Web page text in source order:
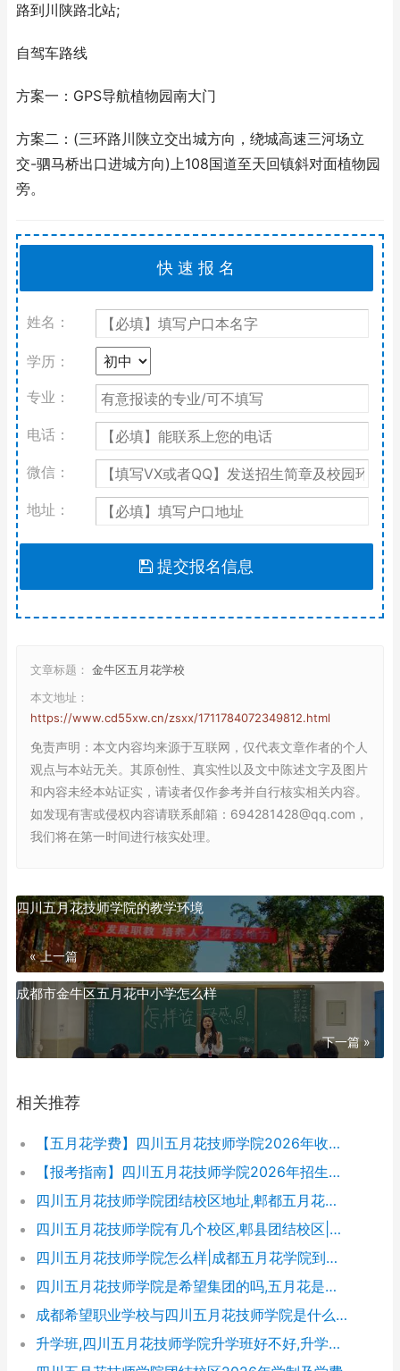
路到川陕路北站;
自驾车路线
方案一：GPS导航植物园南大门
方案二：(三环路川陕立交出城方向，绕城高速三河场立
交-驷马桥出口进城方向)上108国道至天回镇斜对面植物园
旁。
姓名：
学历：
专业：
电话：
微信：
地址：
提交报名信息
文章标题： 金牛区五月花学校
本文地址：
https://www.cd55xw.cn/zsxx/1711784072349812.html
免责声明 ：本文内容均来源于互联网，仅代表文章作者的个人
观点与本站无关。其原创性、真实性以及文中陈述文字及图片
和内容未经本站证实，请读者仅作参考并自行核实相关内容。
如发现有害或侵权内容请联系邮箱：694281428@qq.com，
我们将在第一时间进行核实处理。
四川五月花技师学院的教学环境
« 上一篇
成都市金牛区五月花中小学怎么样
下一篇 »
相关推荐
【五月花学费】四川五月花技师学院2026年收费标准及招生专业
【报考指南】四川五月花技师学院2026年招生简章及学费表
四川五月花技师学院团结校区地址,郫都五月花校园环境好不好
四川五月花技师学院有几个校区,郫县团结校区|金堂校区|康定分校
四川五月花技师学院怎么样|成都五月花学院到底好不好
四川五月花技师学院是希望集团的吗,五月花是哪个集团的
成都希望职业学校与四川五月花技师学院是什么关系
升学班,四川五月花技师学院升学班好不好,升学率高吗|升学保障